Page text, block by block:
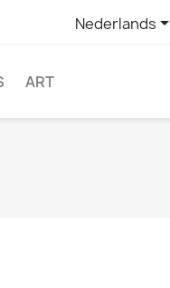
Nederlands
ART